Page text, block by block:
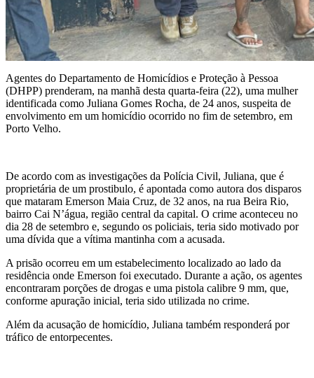
Agentes do Departamento de Homicídios e Proteção à Pessoa
(DHPP) prenderam, na manhã desta quarta-feira (22), uma mulher
identificada como Juliana Gomes Rocha, de 24 anos, suspeita de
envolvimento em um homicídio ocorrido no fim de setembro, em
Porto Velho.
De acordo com as investigações da Polícia Civil, Juliana, que é
proprietária de um prostibulo, é apontada como autora dos disparos
que mataram Emerson Maia Cruz, de 32 anos, na rua Beira Rio,
bairro Cai N’água, região central da capital. O crime aconteceu no
dia 28 de setembro e, segundo os policiais, teria sido motivado por
uma dívida que a vítima mantinha com a acusada.
A prisão ocorreu em um estabelecimento localizado ao lado da
residência onde Emerson foi executado. Durante a ação, os agentes
encontraram porções de drogas e uma pistola calibre 9 mm, que,
conforme apuração inicial, teria sido utilizada no crime.
Além da acusação de homicídio, Juliana também responderá por
tráfico de entorpecentes.